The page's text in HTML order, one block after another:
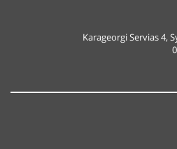
Karageorgi Servias 4,